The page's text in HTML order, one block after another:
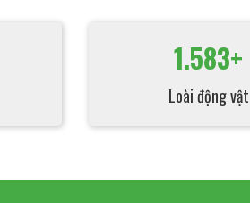
1.583+
Loài động vật